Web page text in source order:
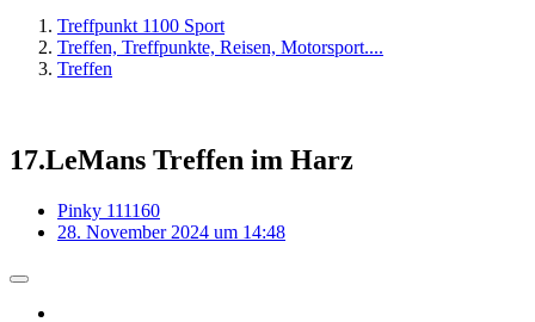
Treffpunkt 1100 Sport
Treffen, Treffpunkte, Reisen, Motorsport....
Treffen
17.LeMans Treffen im Harz
Pinky 111160
28. November 2024 um 14:48